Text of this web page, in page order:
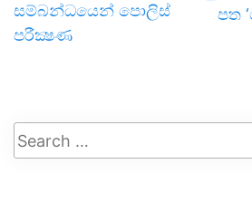
සම්බන්ධයෙන් පොලිස්
පරීක්‍ෂණ
පත